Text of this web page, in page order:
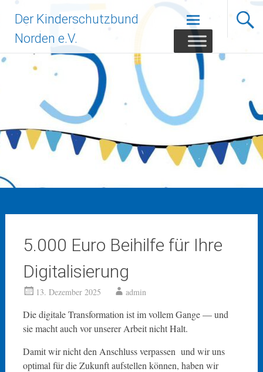
Zum
Inhalt
springen
Der Kinderschutzbund
Norden e.V.
5.000 Euro Beihilfe für Ihre
Digitalisierung
13. Dezember 2025 admin
Die digitale Transformation ist im vollem Gange — und
sie macht auch vor unserer Arbeit nicht Halt.
Damit wir nicht den Anschluss verpassen und wir uns
optimal für die Zukunft aufstellen können, haben wir